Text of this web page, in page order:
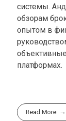
системы.
обзорам
опытом в
платформах.
Read More